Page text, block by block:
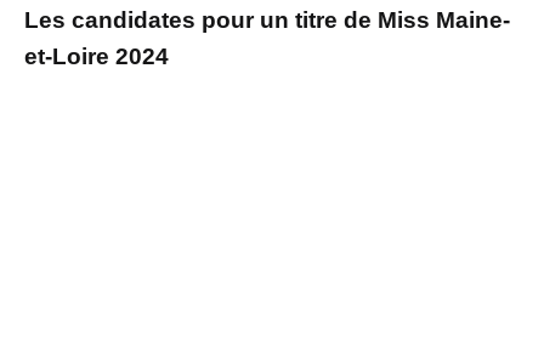
Les candidates pour un titre de Miss Maine-
et-Loire 2024